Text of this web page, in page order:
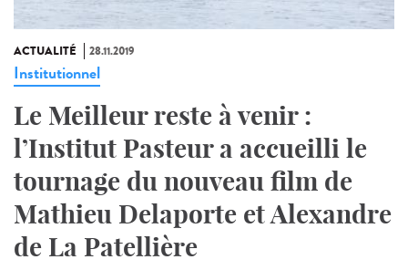
ACTUALITÉ 28.11.2019
Institutionnel
Le Meilleur reste à venir :
l’Institut Pasteur a accueilli le
tournage du nouveau film de
Mathieu Delaporte et Alexandre
de La Patellière